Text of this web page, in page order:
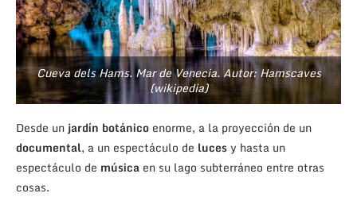
Cueva dels Hams. Mar de Venecia. Autor: Hamscaves
(wikipedia)
Desde un jardín botánico enorme, a la proyección de un
documental, a un espectáculo de lucesy hasta un
espectáculo de música en su lago subterráneo entre otras
cosas.